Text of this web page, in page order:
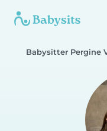
Babysitter Pergine